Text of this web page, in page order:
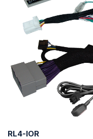
RL4-IOR